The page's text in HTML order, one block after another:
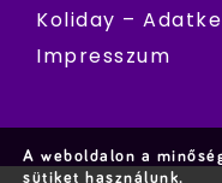
Koliday –
Impresszum
A weboldalon a
sütiket használunk.